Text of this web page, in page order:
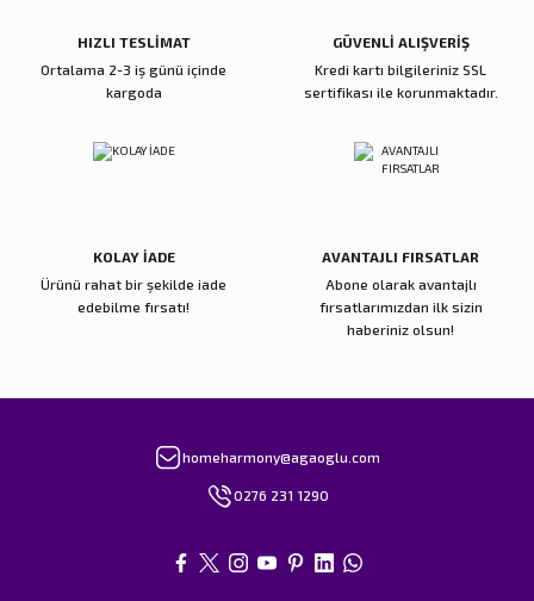
HIZLI TESLİMAT
Ortalama 2-3 iş günü içinde
kargoda
GÜVENLİ ALIŞVERİŞ
Kredi kartı bilgileriniz SSL
sertifikası ile korunmaktadır.
KOLAY İADE
Ürünü rahat bir şekilde iade
edebilme fırsatı!
AVANTAJLI FIRSATLAR
Abone olarak avantajlı
fırsatlarımızdan ilk sizin
haberiniz olsun!
homeharmony@agaoglu.com
0276 231 1290